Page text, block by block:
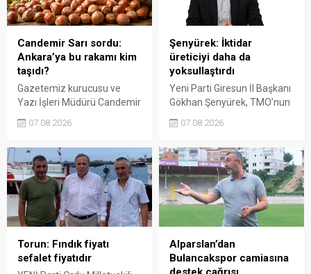
değerlendirilmesi gerektiğini
söyledi.
dedi.
Candemir Sarı sordu:
Ankara’ya bu rakamı kim
taşıdı?
Gazetemiz kurucusu ve
Yazı İşleri Müdürü Candemir
tartışmalarını köşesine
300 liraya ulaştığı bir
dönemde Ankara’ya 240
liralık fiyat teklifi
götürüldüğü iddiasını
gündeme getiren Sarı,
Giresun milletvekillerini açık
ve net bir cevap vermeye
çağırdı.
07.08.2026
Şenyürek: İktidar
üreticiyi daha da
yoksullaştırdı
Yeni Parti Giresun İl Başkanı
Gökhan Şenyürek, TMO’nun
açıkladığı 255 liralık fiyatı
nitelendirdi. Artışın yıllık
enflasyonun altında kaldığını
belirten Şenyürek, kararın
üreticiyi değil tekelleri
koruduğunu savundu.
07.08.2026
Torun: Fındık fiyatı
sefalet fiyatıdır
Alparslan’dan
Bulancakspor camiasına